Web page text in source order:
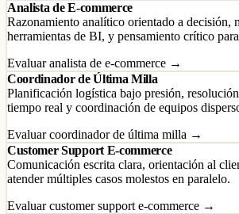
Analista de E-commerce
Razonamiento analítico orientado a decisión,
herramientas de BI, y pensamiento crítico
Evaluar analista de e-commerce →
Coordinador de Última Milla
Planificación logística bajo presión,
tiempo real y coordinación de equipos
Evaluar coordinador de última milla →
Customer Support E-commerce
Comunicación escrita clara, orientación al
atender múltiples casos molestos en paralelo.
Evaluar customer support e-commerce →